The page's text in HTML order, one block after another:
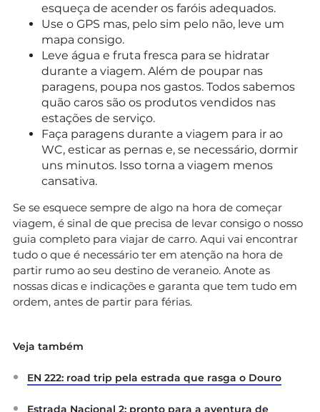
esqueça de acender os faróis adequados.
Use o GPS mas, pelo sim pelo não, leve um
mapa consigo.
Leve água e fruta fresca para se hidratar
durante a viagem. Além de poupar nas
paragens, poupa nos gastos. Todos sabemos
quão caros são os produtos vendidos nas
estações de serviço.
Faça paragens durante a viagem para ir ao
WC, esticar as pernas e, se necessário, dormir
uns minutos. Isso torna a viagem menos
cansativa.
Se se esquece sempre de algo na hora de começar
viagem, é sinal de que precisa de levar consigo o nosso
guia completo para viajar de carro. Aqui vai encontrar
tudo o que é necessário ter em atenção na hora de
partir rumo ao seu destino de veraneio. Anote as
nossas dicas e indicações e garanta que tem tudo em
ordem, antes de partir para férias.
Veja também
EN 222: road trip pela estrada que rasga o Douro
Estrada Nacional 2: pronto para a aventura de